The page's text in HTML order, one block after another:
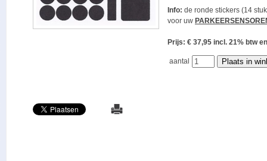
Info: de ronde stickers (14
voor uw
Prijs: € 37,95 incl. 21% btw
aantal